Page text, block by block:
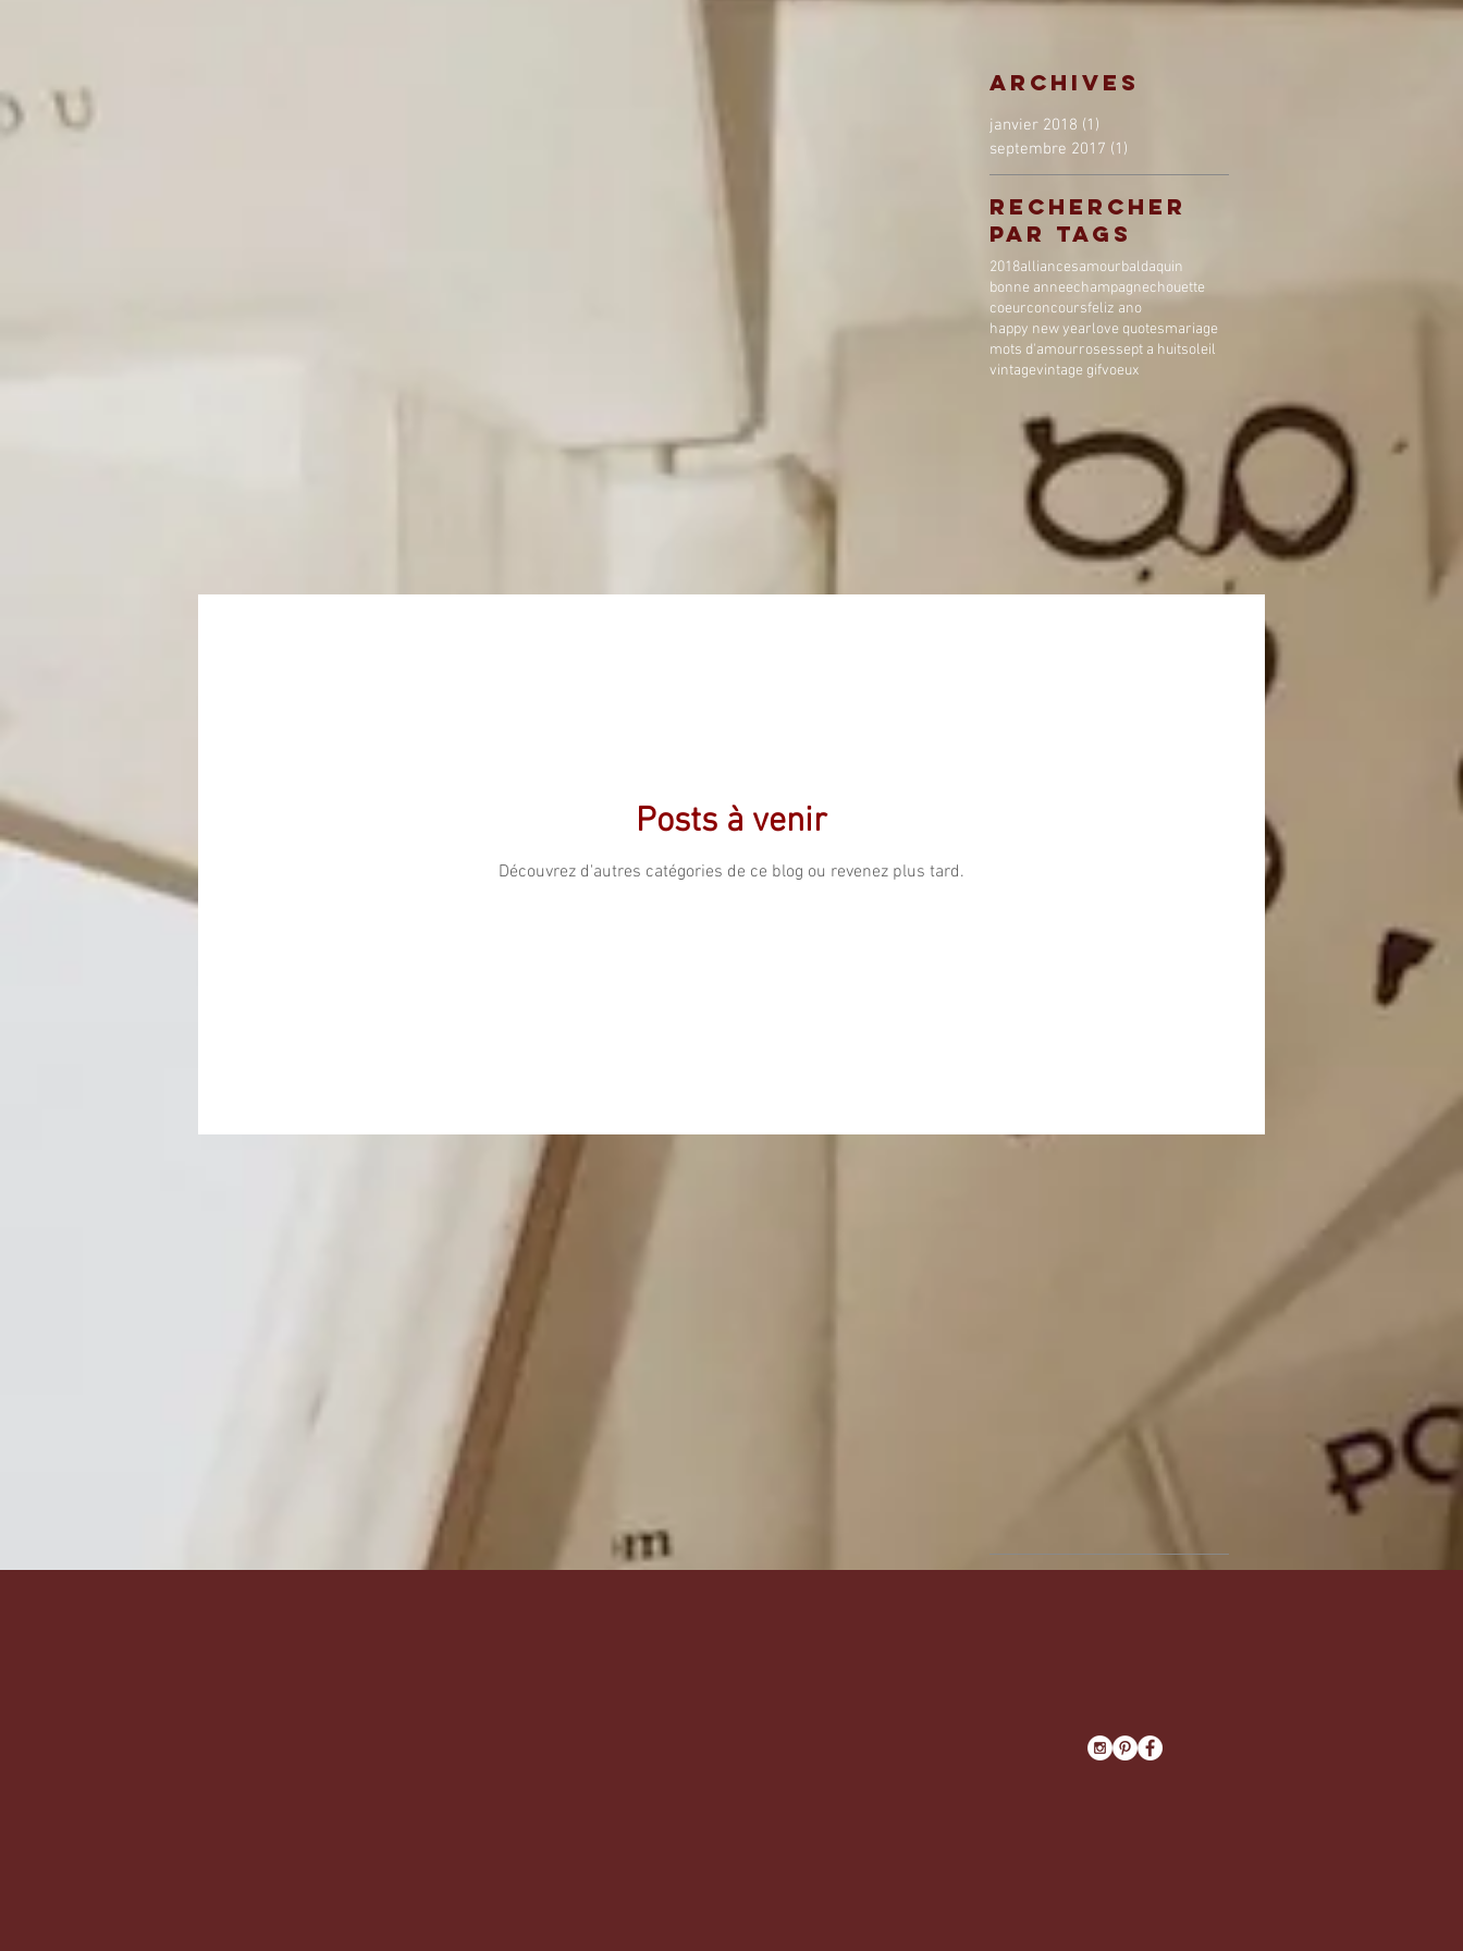
Archives
janvier 2018 (1)
septembre 2017 (1)
Rechercher
par Tags
2018alliancesamourbaldaquin
bonne anneechampagnechouette
coeurconcoursfeliz ano
happy new yearlove quotesmariage
mots d'amourrosessept a huitsoleil
vintagevintage gifvoeux
Posts à venir
Découvrez d'autres catégories de ce blog ou revenez plus tard.